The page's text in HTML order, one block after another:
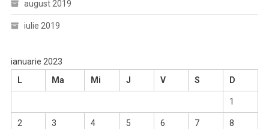
august 2019
iulie 2019
ianuarie 2023
L
Ma Mi J V S D
1
2 3 4 5 6 7 8